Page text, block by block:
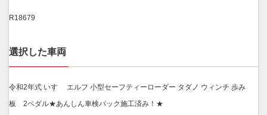
R18679
選択した車両
令和2年式 いすゞ エルフ 小型セーフティーローダー タダノ ウィンチ 歩み
板 2ペダル★あんしん車検パック施工済み！★